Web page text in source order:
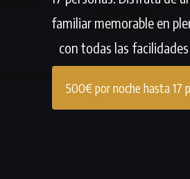
familiar memorable en
con todas las facilidades
500€ por noche hasta 17